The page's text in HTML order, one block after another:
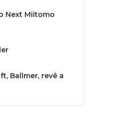
Next Miitomo
Ballmer, revê a